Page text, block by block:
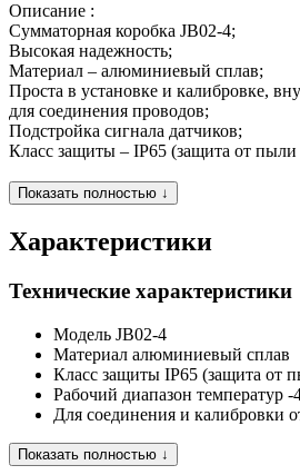
Описание :
Сумматорная коробка JB02-4;
Высокая надежность;
Материал – алюминиевый сплав;
Проста в установке и калибровке,
для соединения проводов;
Подстройка сигнала датчиков;
Класс защиты – IP65 (защита от
Показать полностью ↓
Характеристики
Технические характеристики
Модель JB02-4
Материал алюминиевый сплав
Класс защиты IP65 (защита от
Рабочий диапазон температур -
Для соединения и калибровки
Показать полностью ↓